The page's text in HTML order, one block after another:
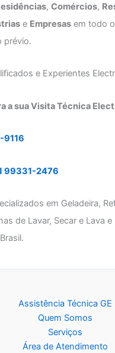
,Comércios,
e Empresas em todo o
prévio.
e Experientes
a sua Visita Técnica
9116
99331-2476
em Geladeira,
de Lavar, Secar e Lava e
Assistência Técnica GE
Quem Somos
Serviços
Área de Atendimento